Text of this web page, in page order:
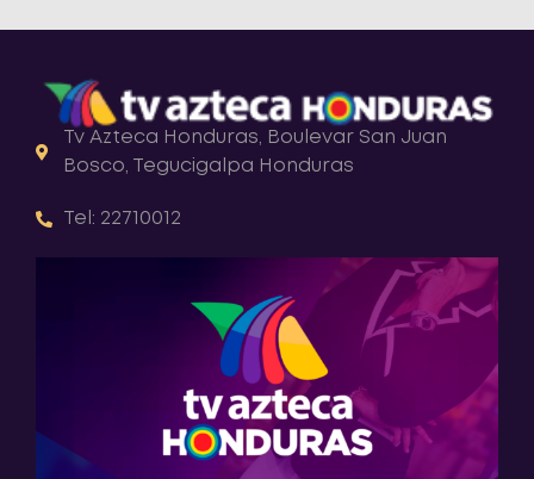
Tv Azteca Honduras, Boulevar San Juan
Bosco, Tegucigalpa Honduras
Tel: 22710012